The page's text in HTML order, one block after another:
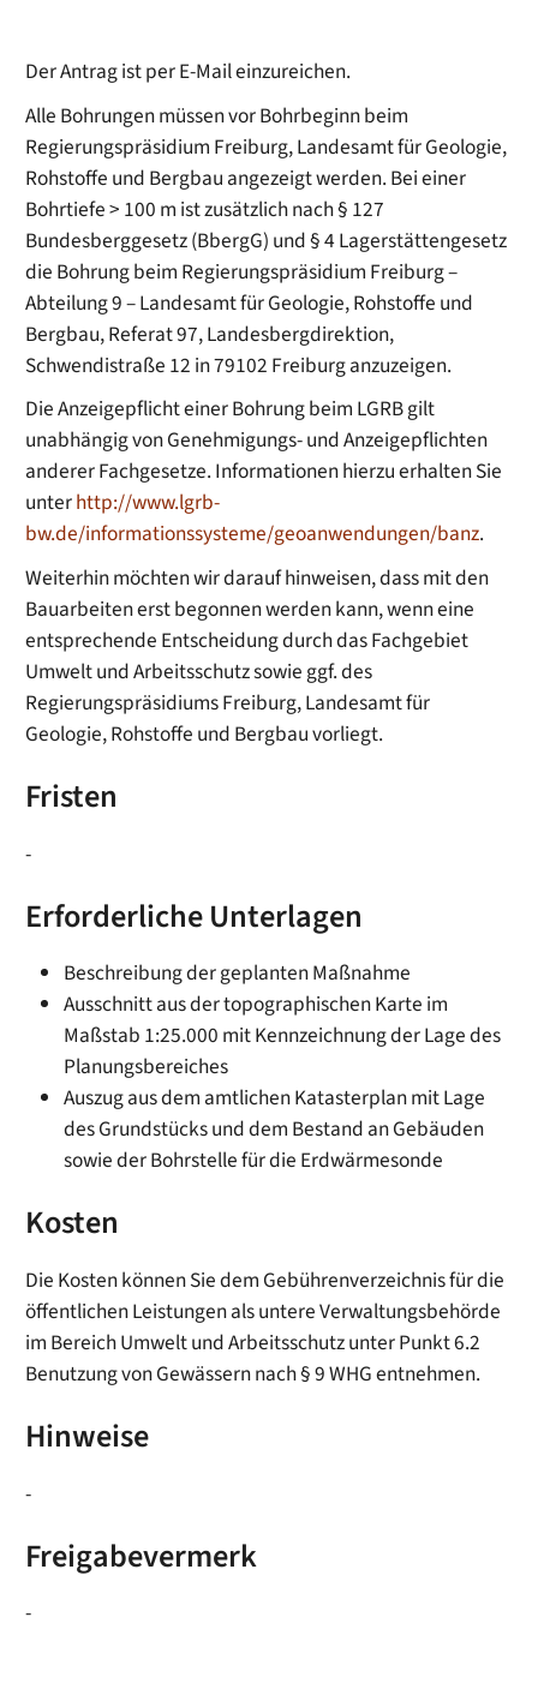
Der Antrag ist per E-Mail einzureichen.
Alle Bohrungen müssen vor Bohrbeginn beim
Regierungspräsidium Freiburg, Landesamt für Geologie,
Rohstoffe und Bergbau angezeigt werden. Bei einer
Bohrtiefe > 100 m ist zusätzlich nach § 127
Bundesberggesetz (BbergG) und § 4 Lagerstättengesetz
die Bohrung beim Regierungspräsidium Freiburg –
Abteilung 9 – Landesamt für Geologie, Rohstoffe und
Bergbau, Referat 97, Landesbergdirektion,
Schwendistraße 12 in 79102 Freiburg anzuzeigen.
Die Anzeigepflicht einer Bohrung beim LGRB gilt
unabhängig von Genehmigungs- und Anzeigepflichten
anderer Fachgesetze. Informationen hierzu erhalten Sie
unterhttp://www.lgrb-
bw.de/informationssysteme/geoanwendungen/banz.
Weiterhin möchten wir darauf hinweisen, dass mit den
Bauarbeiten erst begonnen werden kann, wenn eine
entsprechende Entscheidung durch das Fachgebiet
Umwelt und Arbeitsschutz sowie ggf. des
Regierungspräsidiums Freiburg, Landesamt für
Geologie, Rohstoffe und Bergbau vorliegt.
Fristen
-
Erforderliche Unterlagen
Beschreibung der geplanten Maßnahme
Ausschnitt aus der topographischen Karte im
Maßstab 1:25.000 mit Kennzeichnung der Lage des
Planungsbereiches
Auszug aus dem amtlichen Katasterplan mit Lage
des Grundstücks und dem Bestand an Gebäuden
sowie der Bohrstelle für die Erdwärmesonde
Kosten
Die Kosten können Sie dem Gebührenverzeichnis für die
öffentlichen Leistungen als untere Verwaltungsbehörde
im Bereich Umwelt und Arbeitsschutz unter Punkt 6.2
Benutzung von Gewässern nach § 9 WHG entnehmen.
Hinweise
-
Freigabevermerk
-